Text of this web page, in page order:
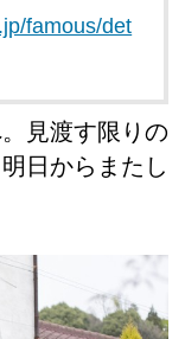
famous/det
見渡す限りの
日からまたし